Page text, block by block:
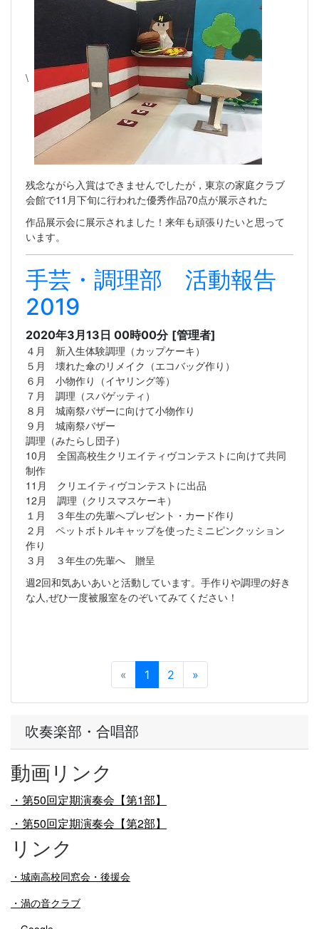
吹奏楽部・合唱部
動画リンク
・第50回定期演奏会【第1部】
・第50回定期演奏会【第2部】
リンク
・ 城南高校同窓会・後援会
・渦の音クラブ
\
残念ながら入賞はできませんでしたが，東京の家庭クラブ
会館で11月下旬に行われた優秀作品70点が展示された
作品展示会に展示されました！来年も頑張りたいと思って
います。
手芸・調理部 活動報告
2019
2020年3月13日 00時00分 [管理者]
４月 新入生体験調理（カップケーキ）
５月 壊れた傘のリメイク（エコバッグ作り）
６月 小物作り（イヤリング等）
７月 調理（スパゲッティ）
８月 城南祭バザーに向けて小物作り
９月 城南祭バザー
調理（みたらし団子）
10月 全国高校生クリエイティヴコンテストに向けて共同
制作
11月 クリエイティヴコンテストに出品
12月 調理（クリスマスケーキ）
１月 ３年生の先輩へプレゼント・カード作り
２月 ペットボトルキャップを使ったミニピンクッション
作り
３月 ３年生の先輩へ 贈呈
週2回和気あいあいと活動しています。手作りや調理の好き
な人,ぜひ一度被服室をのぞいてみてください！
« 1 2 »